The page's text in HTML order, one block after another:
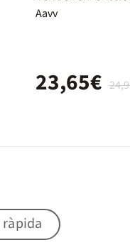
alimentación
Aavv
23,65€